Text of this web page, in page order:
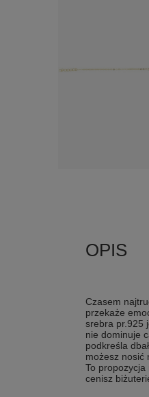
Czasem
przekaże
srebra pr.925
nie dominuje
podkreśla
możesz nosić
To
cenisz